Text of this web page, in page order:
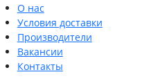
О нас
Условия доставки
Производители
Вакансии
Контакты